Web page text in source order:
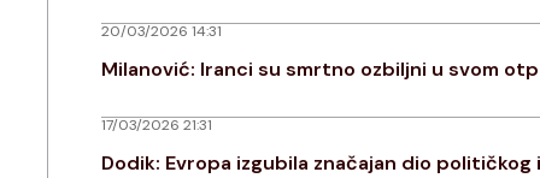
Milanović: Iranci su smrtno ozbiljni u svom
20/03/2026 14:31
Dodik: Evropa izgubila značajan dio
17/03/2026 21:31